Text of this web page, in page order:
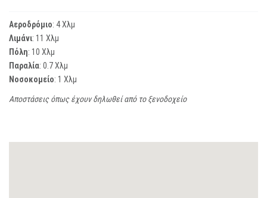
Αεροδρόμιο: 4 Χλμ
Λιμάνι: 11 Χλμ
Πόλη: 10 Χλμ
Παραλία: 0.7 Χλμ
Νοσοκομείο: 1 Χλμ
Αποστάσεις όπως έχουν δηλωθεί από το ξενοδοχείο